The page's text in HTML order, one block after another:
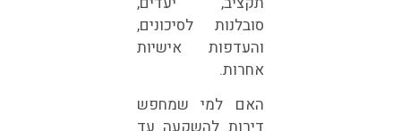
סובלנות לסיכונים,
והעדפות אישיות
אחרות.
האם למי שמחפש